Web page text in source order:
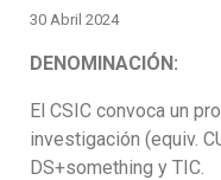
30 Abril 2024
DENOMINACIÓN:
El CSIC convoca un
investigación (equiv.
DS+something y TIC.